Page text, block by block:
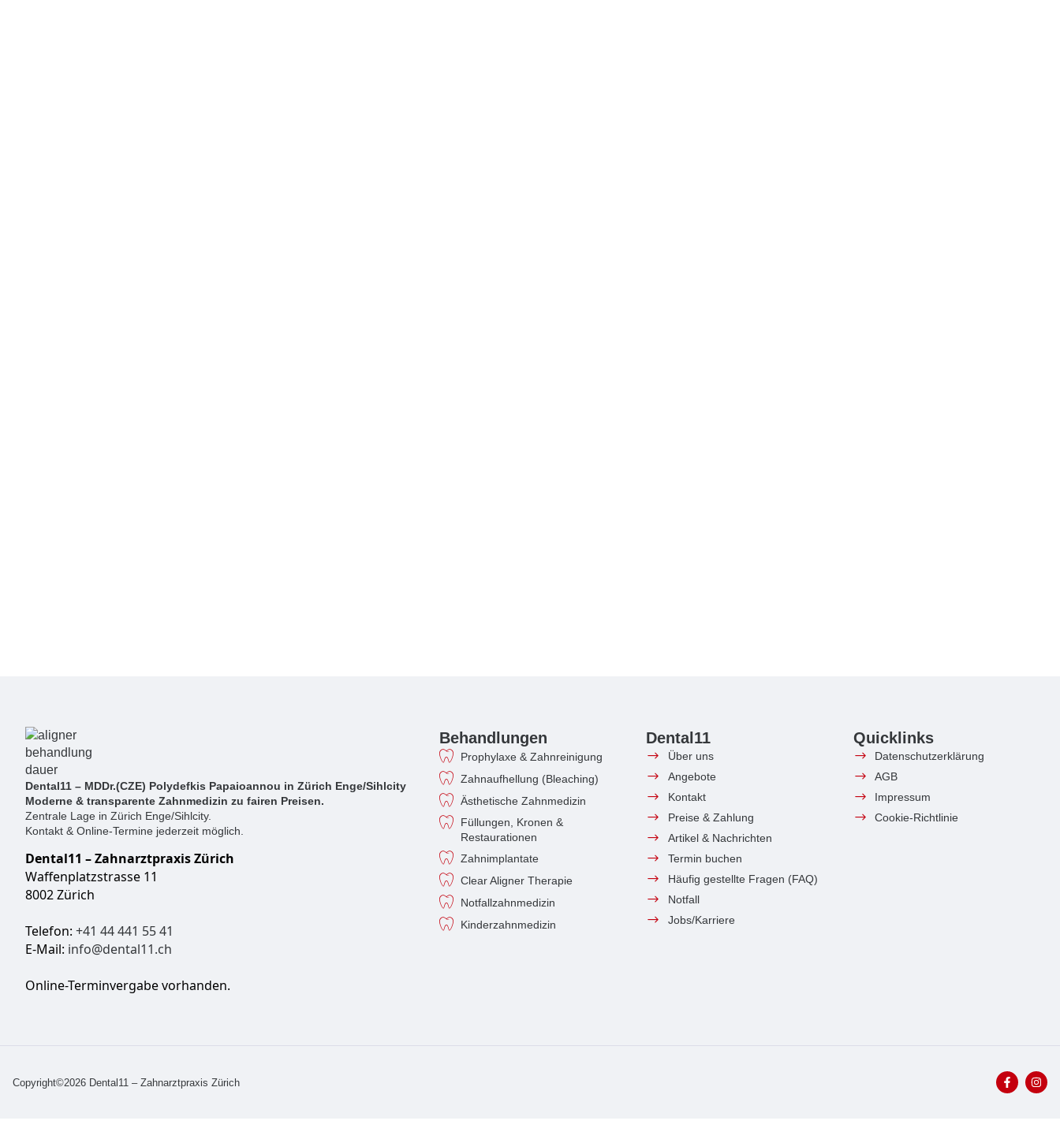
Dental11 – MDDr.(CZE) Polydefkis Papaioannou in Zürich Enge/Sihlcity
Moderne & transparente Zahnmedizin zu fairen Preisen.
Zentrale Lage in Zürich Enge/Sihlcity.
Kontakt & Online-Termine jederzeit möglich.
Dental11 – Zahnarztpraxis Zürich
Waffenplatzstrasse 11
8002 Zürich
Telefon: +41 44 441 55 41
E-Mail: info@dental11.ch
Online-Terminvergabe vorhanden.
Behandlungen
Prophylaxe & Zahnreinigung
Zahnaufhellung (Bleaching)
Ästhetische Zahnmedizin
Füllungen, Kronen &
Restaurationen
Zahnimplantate
Clear Aligner Therapie
Notfallzahnmedizin
Kinderzahnmedizin
Dental11
Über uns
Angebote
Kontakt
Preise & Zahlung
Artikel & Nachrichten
Termin buchen
Häufig gestellte Fragen (FAQ)
Notfall
Jobs/Karriere
Quicklinks
Datenschutzerklärung
AGB
Impressum
Cookie-Richtlinie
Copyright©2026 Dental11 – Zahnarztpraxis Zürich